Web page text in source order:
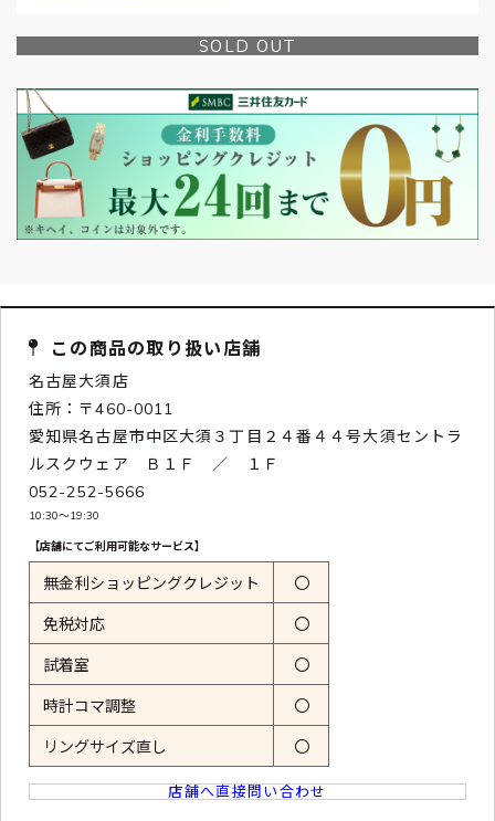
SOLD OUT
この商品の取り扱い店舗
名古屋大須店
住所：〒460-0011
愛知県名古屋市中区大須３丁目２４番４４号大須セントラ
ルスクウェア Ｂ１Ｆ ／ １Ｆ
052-252-5666
10:30〜19:30
【店舗にてご利用可能なサービス】
無金利ショッピングクレジット 〇
免税対応 〇
試着室 〇
時計コマ調整 〇
リングサイズ直し 〇
店舗へ直接問い合わせ